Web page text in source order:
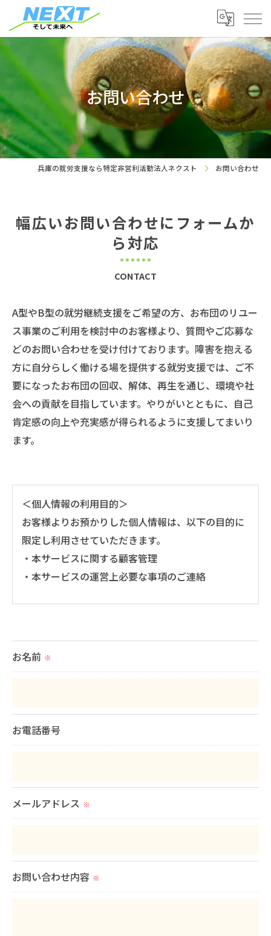
お問い合わせ
兵庫の就労支援なら特定非営利活動法人ネクスト お問い合わせ
幅広いお問い合わせにフォームか
ら対応
CONTACT
A型やB型の就労継続支援をご希望の方、お布団のリユー
ス事業のご利用を検討中のお客様より、質問やご応募な
どのお問い合わせを受け付けております。障害を抱える
方に自分らしく働ける場を提供する就労支援では、ご不
要になったお布団の回収、解体、再生を通じ、環境や社
会への貢献を目指しています。やりがいとともに、自己
肯定感の向上や充実感が得られるように支援してまいり
ます。
＜個人情報の利用目的＞
お客様よりお預かりした個人情報は、以下の目的に
限定し利用させていただきます。
・本サービスに関する顧客管理
・本サービスの運営上必要な事項のご連絡
られた場合を除き、
＜個人情報の委託について＞
当社では、利用目的の達成に必要な範囲において、
お名前 ※
お電話番号
メールアドレス ※
お問い合わせ内容 ※